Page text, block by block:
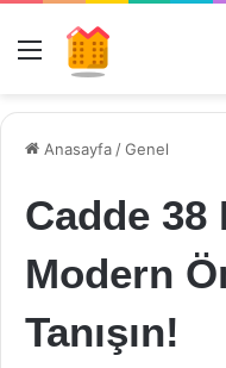
Menü
Anasayfa /Genel
Cadde 38
Modern
Tanışın!